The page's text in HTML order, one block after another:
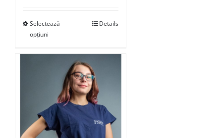
Selectează
opțiuni
Details